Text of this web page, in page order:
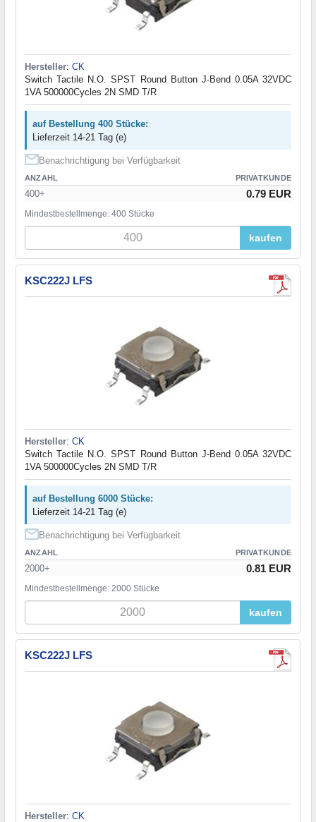
Hersteller: CK
Switch Tactile N.O. SPST Round Button J-Bend 0.05A 32VDC
1VA 500000Cycles 2N SMD T/R
auf Bestellung 400 Stücke:
Lieferzeit 14-21 Tag (e)
Benachrichtigung bei Verfügbarkeit
ANZAHL PRIVATKUNDE
400+ 0.79 EUR
Mindestbestellmenge: 400 Stücke
kaufen
KSC222J LFS
Hersteller: CK
Switch Tactile N.O. SPST Round Button J-Bend 0.05A 32VDC
1VA 500000Cycles 2N SMD T/R
auf Bestellung 6000 Stücke:
Lieferzeit 14-21 Tag (e)
Benachrichtigung bei Verfügbarkeit
ANZAHL PRIVATKUNDE
2000+ 0.81 EUR
Mindestbestellmenge: 2000 Stücke
kaufen
KSC222J LFS
Hersteller: CK